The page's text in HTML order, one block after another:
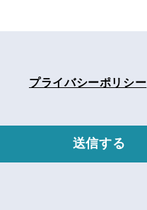
プライバシーポリシー